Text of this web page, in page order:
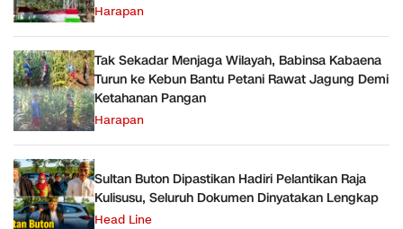
Harapan
Tak Sekadar Menjaga Wilayah, Babinsa Kabaena
Turun ke Kebun Bantu Petani Rawat Jagung Demi
Ketahanan Pangan
Harapan
Sultan Buton Dipastikan Hadiri Pelantikan Raja
Kulisusu, Seluruh Dokumen Dinyatakan Lengkap
Head Line